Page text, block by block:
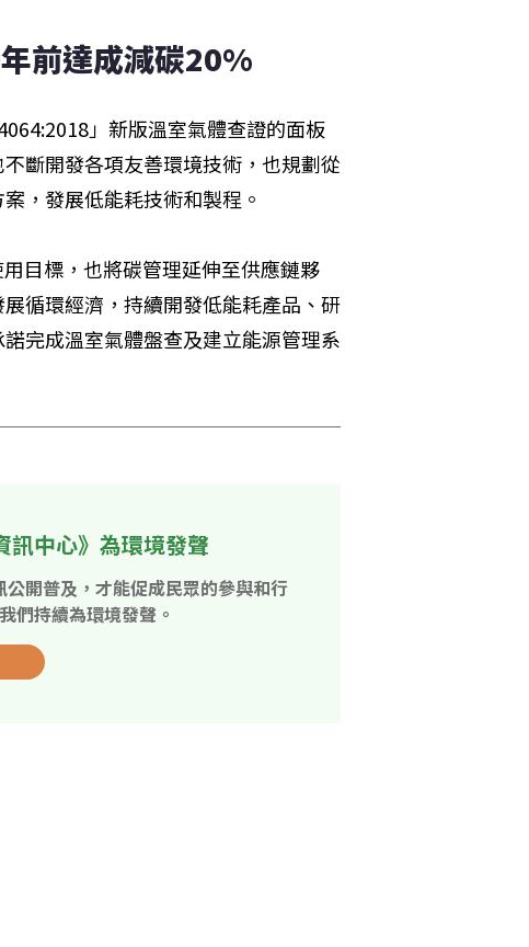
前達成減碳20%
」新版溫室氣體查證的面板
斷開發各項友善環境技術，也規劃從
，發展低能耗技術和製程。
目標，也將碳管理延伸至供應鏈夥
循環經濟，持續開發低能耗產品、研
完成溫室氣體盤查及建立能源管理系
中心》為環境發聲
公開普及，才能促成民眾的參與和行
們持續為環境發聲。